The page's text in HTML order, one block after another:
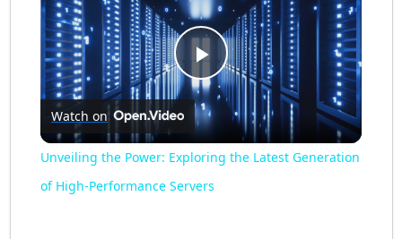
P
l
a
Watch on
Unveiling the Power: Exploring the Latest Generation
of High-Performance Servers